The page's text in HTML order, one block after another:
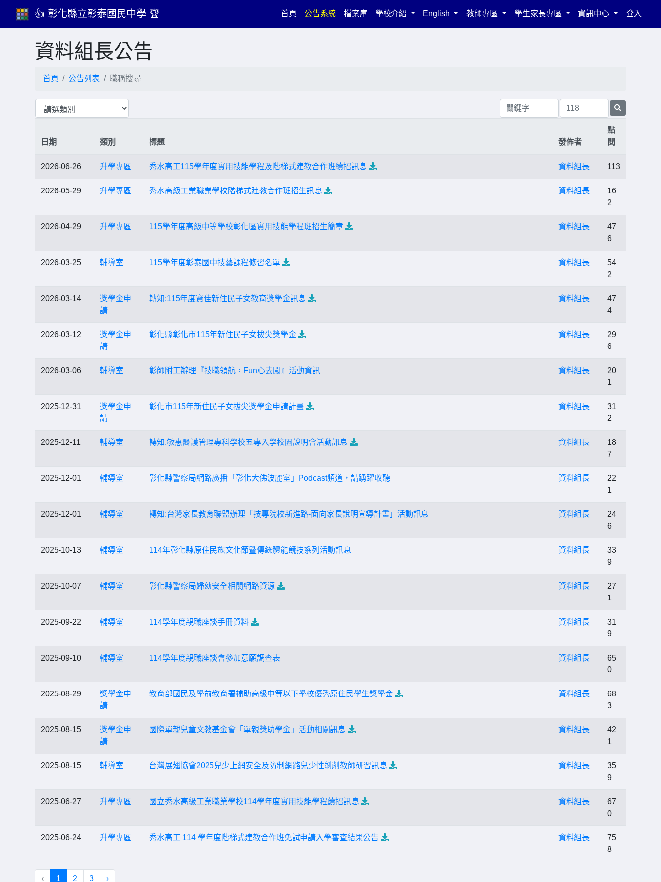
👍 彰化縣立彰泰國民中學 🏆 首頁(current)
公告系統 檔案庫 學校介紹 English 教師專區 學生家長專區 資訊中心 登入
資料組長公告
首頁 公告列表 職稱搜尋
日期 類別 標題 發佈者
點
閱
2026-06-26 升學專區 秀水高工115學年度實用技能學程及階梯式建教合作班續招訊息 資料組長 113
2026-05-29 升學專區 秀水高級工業職業學校階梯式建教合作班招生訊息 資料組長
16
2
2026-04-29 升學專區 115學年度高級中等學校彰化區實用技能學程班招生簡章 資料組長
47
6
2026-03-25 輔導室 115學年度彰泰國中技藝課程修習名單 資料組長
54
2
2026-03-14
獎學金申
請
轉知:115年度寶佳新住民子女教育獎學金訊息 資料組長
47
4
2026-03-12
獎學金申
請
彰化縣彰化市115年新住民子女拔尖獎學金 資料組長
29
6
2026-03-06 輔導室 彰師附工辦理『技職領航，Fun心去闖』活動資訊 資料組長
20
1
2025-12-31
獎學金申
請
彰化市115年新住民子女拔尖獎學金申請計畫 資料組長
31
2
2025-12-11 輔導室 轉知:敏惠醫護管理專科學校五專入學校園說明會活動訊息 資料組長
18
7
2025-12-01 輔導室 彰化縣警察局網路廣播「彰化大佛波麗室」Podcast頻道，請踴躍收聽 資料組長
22
1
2025-12-01 輔導室 轉知:台灣家長教育聯盟辦理「技專院校新進路-面向家長說明宣導計畫」活動訊息 資料組長
24
6
2025-10-13 輔導室 114年彰化縣原住民族文化節暨傳統體能競技系列活動訊息 資料組長
33
9
2025-10-07 輔導室 彰化縣警察局婦幼安全相關網路資源 資料組長
27
1
2025-09-22 輔導室 114學年度親職座談手冊資料 資料組長
31
9
2025-09-10 輔導室 114學年度親職座談會參加意願調查表 資料組長
65
0
2025-08-29
獎學金申
請
教育部國民及學前教育署補助高級中等以下學校優秀原住民學生獎學金 資料組長
68
3
2025-08-15
獎學金申
請
國際單親兒童文教基金會「單親獎助學金」活動相關訊息 資料組長
42
1
2025-08-15 輔導室 台灣展翅協會2025兒少上網安全及防制網路兒少性剝削教師研習訊息 資料組長
35
9
2025-06-27 升學專區 國立秀水高級工業職業學校114學年度實用技能學程續招訊息 資料組長
67
0
2025-06-24 升學專區 秀水高工 114 學年度階梯式建教合作班免試申請入學審查結果公告 資料組長
75
8
‹ 1 2 3 ›